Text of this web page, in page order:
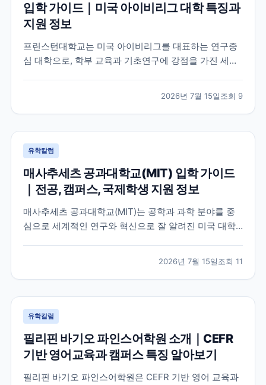
입학 가이드｜미국 아이비리그 대학 특징과
지원 정보
프린스턴대학교는 미국 아이비리그를 대표하는 연구중
심 대학으로, 학부 교육과 기초연구에 강점을 가진 세계
2026년 7월 15일조회 9
유학칼럼
매사추세츠 공과대학교(MIT) 입학 가이드
｜전공, 캠퍼스, 국제학생 지원 정보
매사추세츠 공과대학교(MIT)는 공학과 과학 분야를 중
심으로 세계적인 연구와 혁신으로 잘 알려진 미국 대학
2026년 7월 15일조회 11
유학칼럼
필리핀 바기오 파인스어학원 소개｜CEFR
기반 영어교육과 캠퍼스 특징 알아보기
필리핀 바기오 파인스어학원은 CEFR 기반 영어 교육과